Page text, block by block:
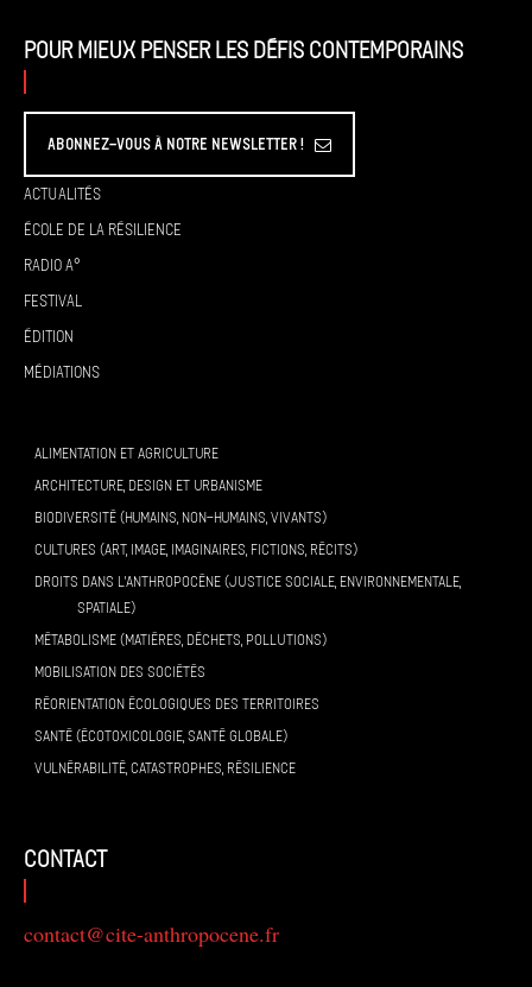
Pour mieux penser les défis contemporains
Abonnez-vous à Notre Newsletter !
Actualités
École de la résilience
Radio A°
Festival
Édition
Médiations
ALIMENTATION ET AGRICULTURE
ARCHITECTURE, DESIGN ET URBANISME
BIODIVERSITÉ (HUMAINS, NON-HUMAINS, VIVANTS)
CULTURES (ART, IMAGE, IMAGINAIRES, FICTIONS, RÉCITS)
DROITS DANS L’ANTHROPOCÈNE (JUSTICE SOCIALE, ENVIRONNEMENTALE,
SPATIALE)
MÉTABOLISME (MATIÈRES, DÉCHETS, POLLUTIONS)
MOBILISATION DES SOCIÉTÉS
RÉORIENTATION ÉCOLOGIQUES DES TERRITOIRES
SANTÉ (ÉCOTOXICOLOGIE, SANTÉ GLOBALE)
VULNÉRABILITÉ, CATASTROPHES, RÉSILIENCE
contact
contact@cite-anthropocene.fr